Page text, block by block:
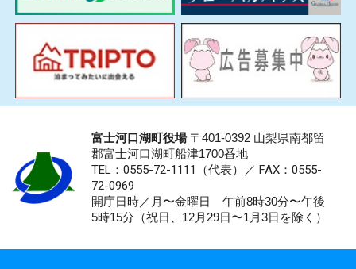
富士河口湖町役場〒401-0392 山梨県南都留
郡富士河口湖町船津1700番地
TEL：0555-72-1111 （代表）／ FAX：0555-
72-0969
開庁日時／月〜金曜日 午前8時30分〜午後
5時15分（祝日、12月29日〜1月3日を除く）